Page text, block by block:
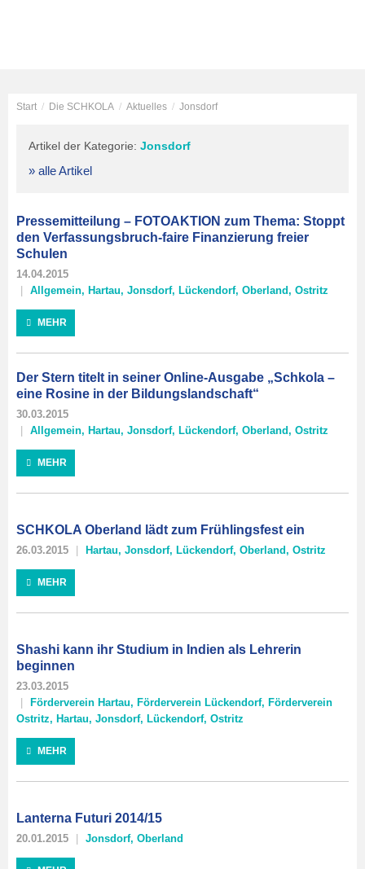
Start / Die SCHKOLA / Aktuelles / Jonsdorf
Artikel der Kategorie: Jonsdorf
» alle Artikel
Pressemitteilung – FOTOAKTION zum Thema: Stoppt
den Verfassungsbruch-faire Finanzierung freier
Schulen
14.04.2015
Allgemein, Hartau, Jonsdorf, Lückendorf, Oberland, Ostritz
MEHR
Der Stern titelt in seiner Online-Ausgabe „Schkola –
eine Rosine in der Bildungslandschaft“
30.03.2015
Allgemein, Hartau, Jonsdorf, Lückendorf, Oberland, Ostritz
MEHR
SCHKOLA Oberland lädt zum Frühlingsfest ein
26.03.2015 Hartau, Jonsdorf, Lückendorf, Oberland, Ostritz
MEHR
Shashi kann ihr Studium in Indien als Lehrerin
beginnen
23.03.2015
Förderverein Hartau, Förderverein Lückendorf, Förderverein
Ostritz, Hartau, Jonsdorf, Lückendorf, Ostritz
MEHR
Lanterna Futuri 2014/15
20.01.2015 Jonsdorf, Oberland